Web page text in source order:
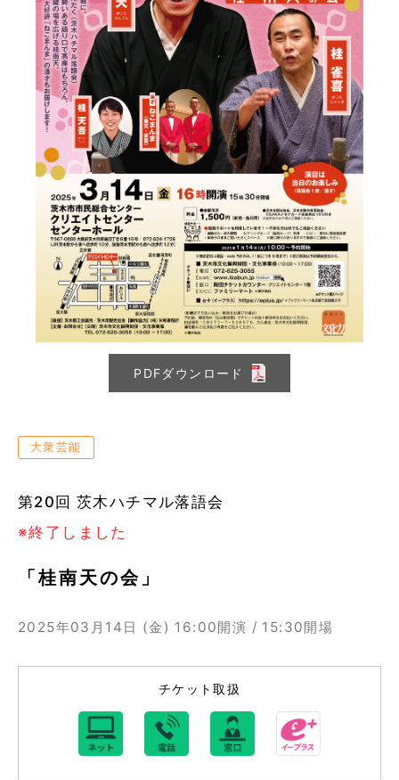
PDFダウンロード
大衆芸能
第20回 茨木ハチマル落語会
※終了しました
「桂南天の会」
2025年03月14日 (金) 16:00開演 / 15:30開場
チケット取扱